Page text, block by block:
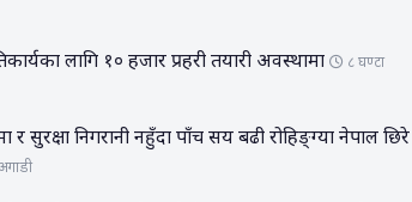
लागि १० हजार प्रहरी तयारी अवस्थामा
८ घण्टा
र सुरक्षा निगरानी नहुँदा पाँच सय बढी रोहिङ्ग्या नेपाल छिरे